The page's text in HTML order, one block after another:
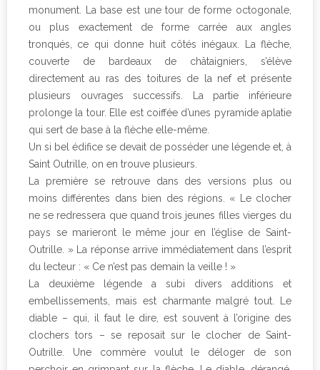
monument. La base est une tour de forme octogonale,
ou plus exactement de forme carrée aux angles
tronqués, ce qui donne huit côtés inégaux. La flèche,
couverte de bardeaux de châtaigniers, s’élève
directement au ras des toitures de la nef et présente
plusieurs ouvrages successifs. La partie inférieure
prolonge la tour. Elle est coiffée d’unes pyramide aplatie
qui sert de base à la flèche elle-même.
Un si bel édifice se devait de posséder une légende et, à
Saint Outrille, on en trouve plusieurs.
La première se retrouve dans des versions plus ou
moins différentes dans bien des régions. « Le clocher
ne se redressera que quand trois jeunes filles vierges du
pays se marieront le même jour en l’église de Saint-
Outrille. » La réponse arrive immédiatement dans l’esprit
du lecteur : « Ce n’est pas demain la veille ! »
La deuxième légende a subi divers additions et
embellissements, mais est charmante malgré tout. Le
diable – qui, il faut le dire, est souvent à l’origine des
clochers tors – se reposait sur le clocher de Saint-
Outrille. Une commère voulut le déloger de son